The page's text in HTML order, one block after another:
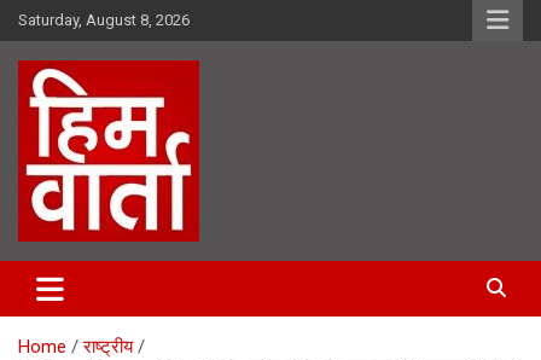
Skip
to
content
Saturday, August 8, 2026
Him Varta
Home
राष्ट्रीय